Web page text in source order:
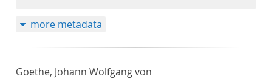
more metadata
Goethe, Johann Wolfgang von